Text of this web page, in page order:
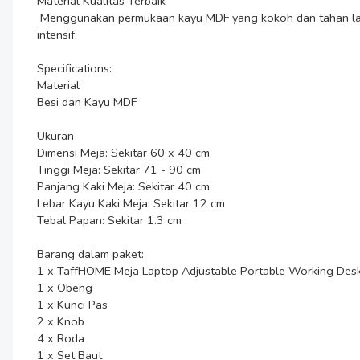
intensif.
Specifications:
Material
Besi dan Kayu MDF
Ukuran
Dimensi Meja: Sekitar 60 x 40 cm
Tinggi Meja: Sekitar 71 - 90 cm
Panjang Kaki Meja: Sekitar 40 cm
Lebar Kayu Kaki Meja: Sekitar 12 cm
Tebal Papan: Sekitar 1.3 cm
Barang dalam paket:
1 x TaffHOME Meja Laptop Adjustable Portable Working
1 x Obeng
1 x Kunci Pas
2 x Knob
4 x Roda
1 x Set Baut